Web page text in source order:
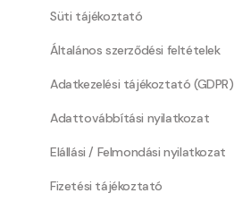
Süti tájékoztató
Általános szerződési feltételek
Adatkezelési tájékoztató (GDPR)
Adattovábbítási nyilatkozat
Elállási / Felmondási nyilatkozat
Fizetési tájékoztató